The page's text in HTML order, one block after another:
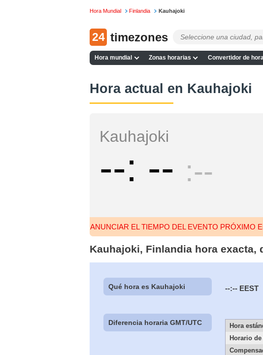
Hora Mundial Finlandia Kauhajoki
24 timezones
Hora mundial Zonas horarias Convertidor de
Hora actual en Kauhajoki
Kauhajoki
-- -- --
ANUNCIAR EL TIEMPO DEL EVENTO PRÓXIMO
Kauhajoki, Finlandia hora exacta,
Qué hora es Kauhajoki --:-- EEST
Diferencia horaria GMT/UTC Hora
Horario